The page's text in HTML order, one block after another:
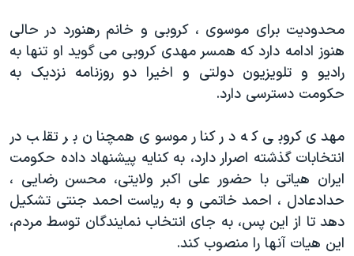
محدودیت برای موسوی ، کروبی و خانم رهنورد در حالی
هنوز ادامه دارد که همسر مهدی کروبی می گوید او تنها به
رادیو و تلویزیون دولتی و اخیرا دو روزنامه نزدیک به
حکومت دسترسی دارد.
مهدی کروبی که در کنار موسوی همچنان بر تقلب در
انتخابات گذشته اصرار دارد، به کنایه پیشنهاد داده حکومت
ایران هیاتی با حضور علی اکبر ولايتی، محسن رضايی ،
حدادعادل ، احمد خاتمی و به رياست احمد جنتی تشکیل
دهد تا از این پس، به جای انتخاب نمایندگان توسط مردم،
این هیات آنها را منصوب کند.